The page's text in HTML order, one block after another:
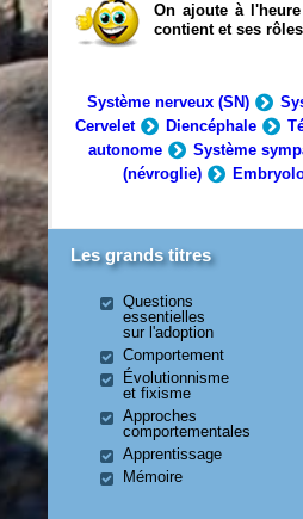
On ajoute à
contient et ses
Système nerveux (SN)
Cervelet
Diencéphale
autonome
Système
(névroglie)
Les grands titres
Questions
essentielles
sur l'adoption
Comportement
Évolutionnisme
et fixisme
Approches
comportementales
Apprentissage
Mémoire